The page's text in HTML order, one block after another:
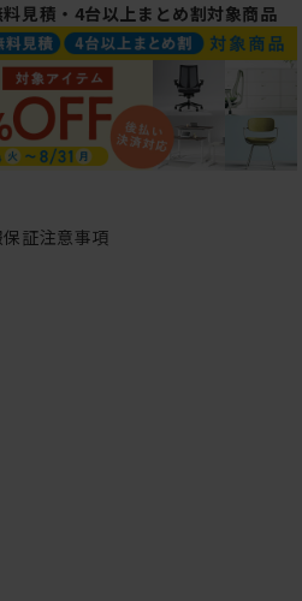
見積・4台以上まとめ割対象商品
保証注意事項